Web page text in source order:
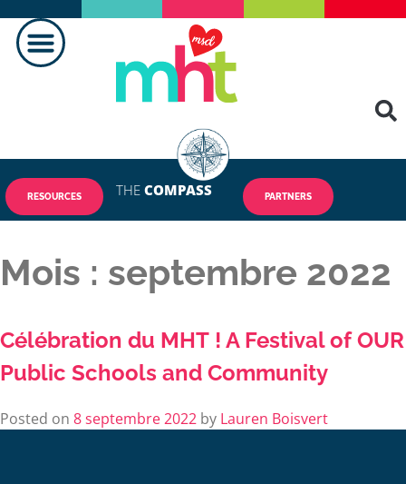
RESOURCES THE COMPASS PARTNERS
Mois : septembre 2022
Célébration du MHT ! A Festival of OUR
Public Schools and Community
Posted on 8 septembre 2022 by Lauren Boisvert